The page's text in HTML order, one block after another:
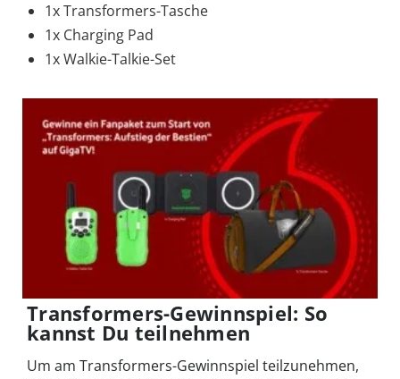
1x Transformers-Tasche
1x Charging Pad
1x Walkie-Talkie-Set
Transformers-Gewinnspiel: So
kannst Du teilnehmen
Um am Transformers-Gewinnspiel teilzunehmen,